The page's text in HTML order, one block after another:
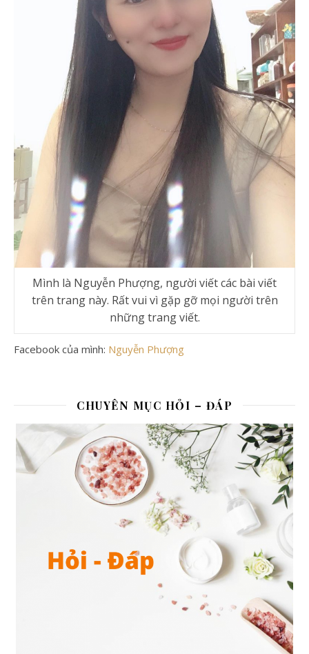
Mình là Nguyễn Phượng, người viết các bài viết
trên trang này. Rất vui vì gặp gỡ mọi người trên
những trang viết.
Facebook của mình: Nguyễn Phượng
CHUYÊN MỤC HỎI – ĐÁP